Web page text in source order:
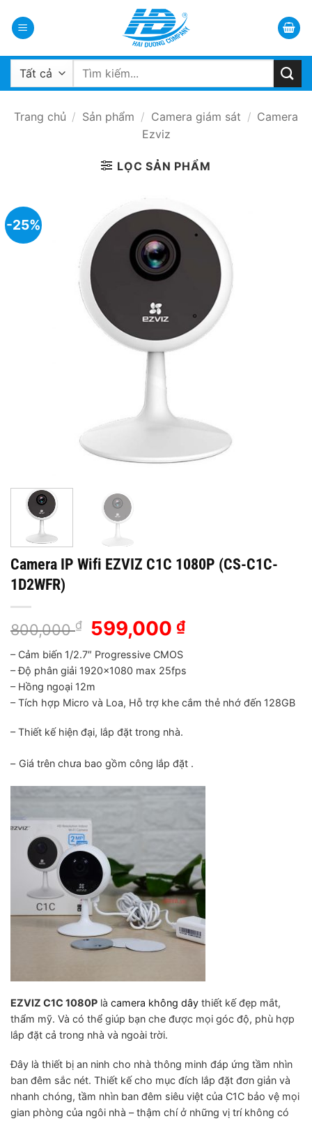
qua
dung
Tìm
Trang chủ / Sản phẩm / Camera giám sát / Camera
Ezviz
LỌC SẢN PHẨM
-25%
Camera IP Wifi EZVIZ C1C 1080P (CS-C1C-
1D2WFR)
800,000₫
Giá
là:
800,000 ₫.
599,000₫Giá
là:
599,000 ₫.
– Cảm biến 1/2.7″ Progressive CMOS
– Độ phân giải 1920×1080 max 25fps
– Hồng ngoại 12m
– Tích hợp Micro và Loa, Hỗ trợ khe cắm thẻ nhớ đến 128GB
– Thiết kế hiện đại, lắp đặt trong nhà.
– Giá trên chưa bao gồm công lắp đặt .
EZVIZ C1C 1080P là camera không dây thiết kế đẹp mắt,
thẩm mỹ. Và có thể giúp bạn che được mọi góc độ, phù hợp
lắp đặt cả trong nhà và ngoài trời.
Đây là thiết bị an ninh cho nhà thông minh đáp ứng tầm nhìn
ban đêm sắc nét. Thiết kế cho mục đích lắp đặt đơn giản và
nhanh chóng, tầm nhìn ban đêm siêu việt của C1C bảo vệ mọi
gian phòng của ngôi nhà – thậm chí ở những vị trí không có